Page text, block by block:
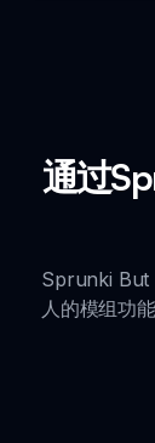
通过
Sprunki But
人的模组功